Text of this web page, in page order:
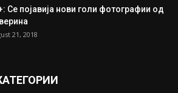
Се појавија нови голи фотографии од
21, 2018